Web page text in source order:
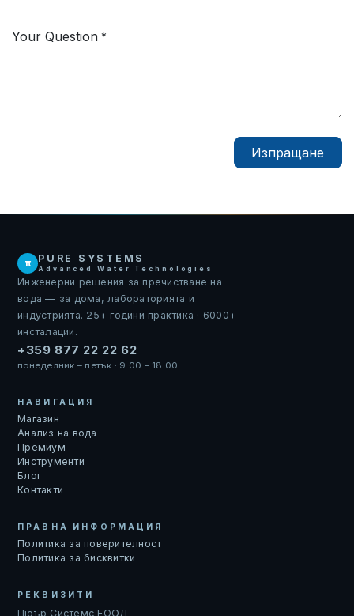
Your Question *
Изпращане
π PURE SYSTEMS
Advanced Water Technologies
Инженерни решения за пречистване на
вода — за дома, лабораторията и
индустрията. 25+ години практика · 6000+
инсталации.
+359 877 22 22 62
понеделник – петък · 9:00 – 18:00
НАВИГАЦИЯ
Магазин
Анализ на вода
Премиум
Инструменти
Блог
Контакти
ПРАВНА ИНФОРМАЦИЯ
Политика за поверителност
Политика за бисквитки
РЕКВИЗИТИ
Пюър Системс ЕООД